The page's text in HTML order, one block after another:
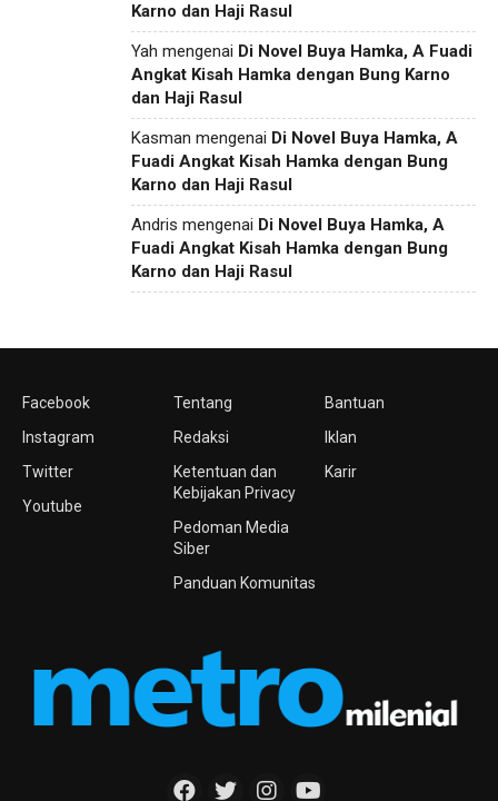
Karno dan Haji Rasul
Yah mengenai Di Novel Buya Hamka, A Fuadi
Angkat Kisah Hamka dengan Bung Karno
dan Haji Rasul
Kasman mengenai Di Novel Buya Hamka, A
Fuadi Angkat Kisah Hamka dengan Bung
Karno dan Haji Rasul
Andris mengenai Di Novel Buya Hamka, A
Fuadi Angkat Kisah Hamka dengan Bung
Karno dan Haji Rasul
Facebook
Instagram
Twitter
Youtube
Tentang
Redaksi
Ketentuan dan
Kebijakan Privacy
Pedoman Media
Siber
Panduan Komunitas
Bantuan
Iklan
Karir